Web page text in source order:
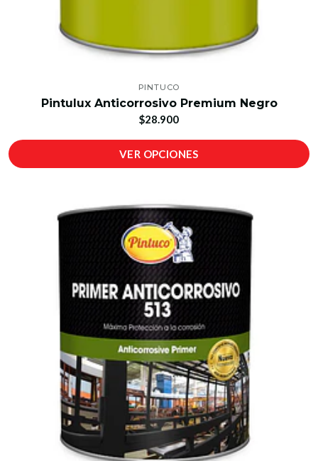
PINTUCO
Pintulux Anticorrosivo Premium Negro
$28.900
VER OPCIONES